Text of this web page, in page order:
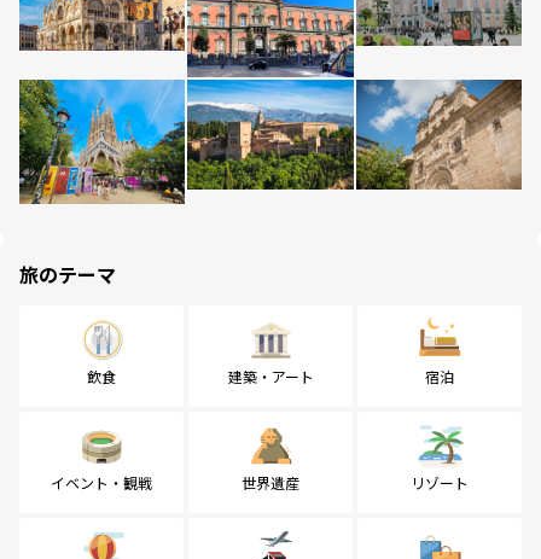
旅のテーマ
飲食 建築・アート 宿泊
イベント・観戦 世界遺産 リゾート